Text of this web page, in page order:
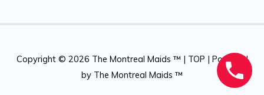
Copyright © 2026 The Montreal Maids ™ | TOP | Powered
by The Montreal Maids ™